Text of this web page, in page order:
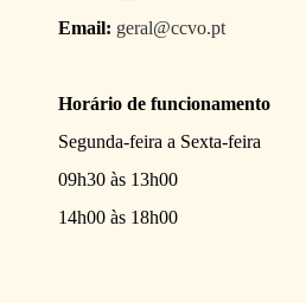
Email: geral@ccvo.pt
Horário de funcionamento
Segunda-feira a Sexta-feira
09h30 às 13h00
14h00 às 18h00